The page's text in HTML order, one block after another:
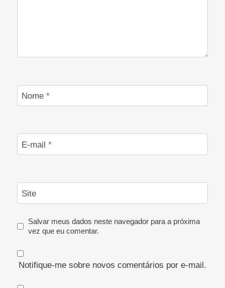
Nome *
E-mail *
Site
Salvar meus dados neste navegador para a próxima
vez que eu comentar.
Notifique-me sobre novos comentários por e-mail.